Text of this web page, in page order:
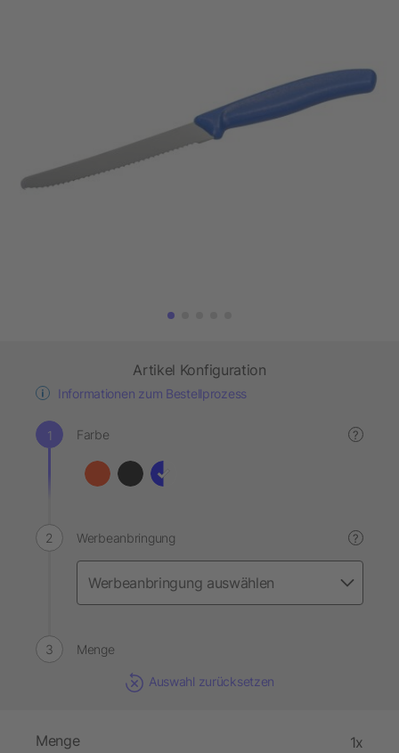
Artikel Konfiguration
Informationen zum Bestellprozess
Farbe ?
Werbeanbringung ?
Menge
Auswahl zurücksetzen
Menge 1x